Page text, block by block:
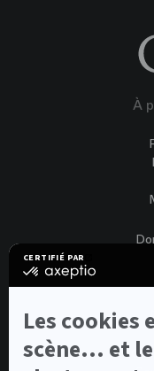
CERTIFIÉ PAR
certifié
En
plus
Les cookies
scène... et
À